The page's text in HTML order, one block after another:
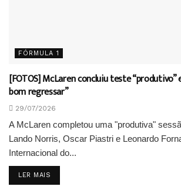
FÓRMULA 1
[FOTOS] McLaren concluiu teste
bom regressar”
29/07/2026
A McLaren completou uma "produtiva"
Lando Norris, Oscar Piastri e Leonardo
Internacional do...
LER MAIS